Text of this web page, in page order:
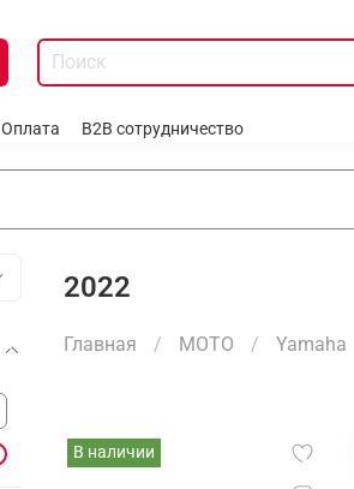
Оплата B2B сотрудничество
2022
Главная МОТО Yamaha
В наличии